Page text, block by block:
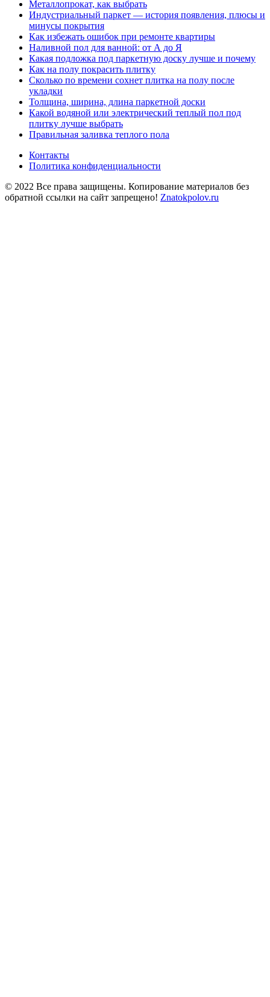
Металлопрокат, как выбрать
Индустриальный паркет — история появления, плюсы и
минусы покрытия
Как избежать ошибок при ремонте квартиры
Наливной пол для ванной: от А до Я
Какая подложка под паркетную доску лучше и почему
Как на полу покрасить плитку
Сколько по времени сохнет плитка на полу после
укладки
Толщина, ширина, длина паркетной доски
Какой водяной или электрический теплый пол под
плитку лучше выбрать
Правильная заливка теплого пола
Контакты
Политика конфиденциальности
© 2022 Все права защищены. Копирование материалов без
обратной ссылки на сайт запрещено! Znatokpolov.ru